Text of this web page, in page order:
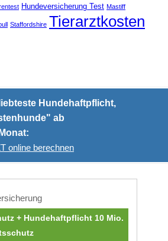
Hundeversicherung Test Mastiff
Staffordshire Tierarztkosten
Hundehaftpflicht,
ab
online berechnen
+ Hundehaftpflicht 10 Mio.